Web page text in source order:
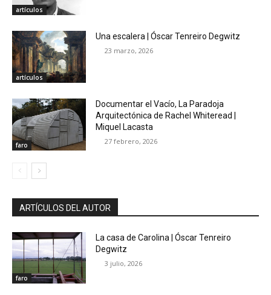
artículos
artículos
Una escalera | Óscar Tenreiro Degwitz
23 marzo, 2026
faro
Documentar el Vacío, La Paradoja
Arquitectónica de Rachel Whiteread |
Miquel Lacasta
27 febrero, 2026
ARTÍCULOS DEL AUTOR
faro
La casa de Carolina | Óscar Tenreiro
Degwitz
3 julio, 2026